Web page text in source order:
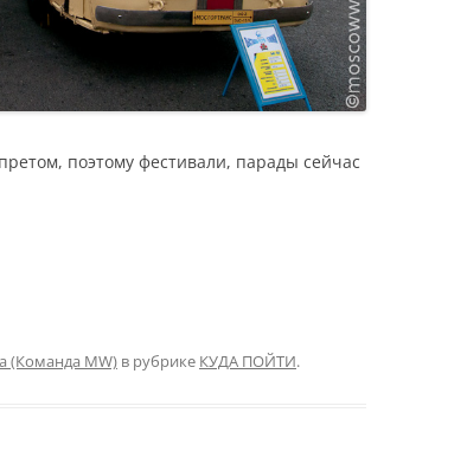
поэтому фестивали, парады сейчас
(Команда MW) в рубрике КУДА ПОЙТИ.